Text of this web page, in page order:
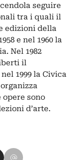
seguire
tra i quali il
edizioni della
e nel 1960 la
Nel 1982
il
1999 la Civica
opere sono
d’arte.
su Pinterest
su WhatsApp
Condividi su Email